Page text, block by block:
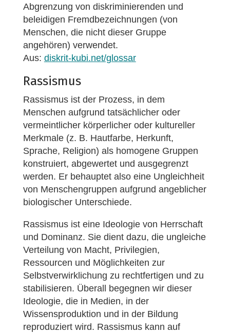
Abgrenzung von diskriminierenden und
beleidigen Fremdbezeichnungen (von
Menschen, die nicht dieser Gruppe
angehören) verwendet.
Aus: diskrit-kubi.net/glossar
Rassismus
Rassismus ist der Prozess, in dem
Menschen aufgrund tatsächlicher oder
vermeintlicher körperlicher oder kultureller
Merkmale (z. B. Hautfarbe, Herkunft,
Sprache, Religion) als homogene Gruppen
konstruiert, abgewertet und ausgegrenzt
werden. Er behauptet also eine Ungleichheit
von Menschengruppen aufgrund angeblicher
biologischer Unterschiede.
Rassismus ist eine Ideologie von Herrschaft
und Dominanz. Sie dient dazu, die ungleiche
Verteilung von Macht, Privilegien,
Ressourcen und Möglichkeiten zur
Selbstverwirklichung zu rechtfertigen und zu
stabilisieren. Überall begegnen wir dieser
Ideologie, die in Medien, in der
Wissensproduktion und in der Bildung
reproduziert wird. Rassismus kann auf